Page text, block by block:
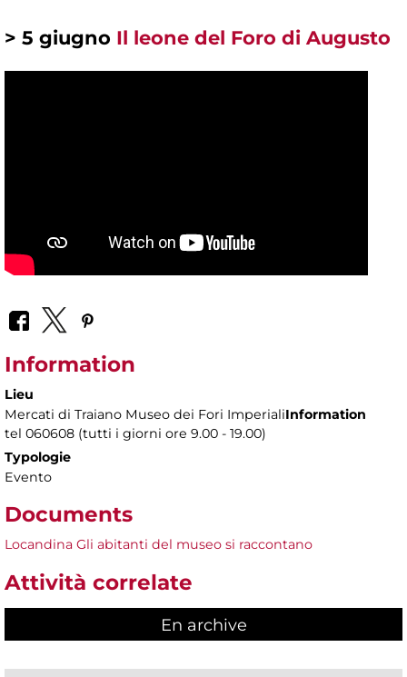
> 5 giugno Il leone del Foro di Augusto
Information
Lieu
Mercati di Traiano Museo dei Fori ImperialiInformation
tel 060608 (tutti i giorni ore 9.00 - 19.00)
Typologie
Evento
Documents
Locandina Gli abitanti del museo si raccontano
Attività correlate
En archive